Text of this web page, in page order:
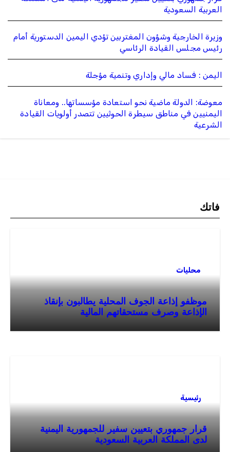
العربية السعودية
وزيرة الخارجية وشؤون المغتربين تؤدي اليمين الدستورية أمام
رئيس مجلس القيادة الرئاسي
اليمن : فساد مالي وإداري وتنمية مؤجلة
معوضة: الدولة ماضية نحو استعادة مؤسساتها.. ومعاناة
اليمنيين في مناطق سيطرة الحوثيين تتصدر أولويات القيادة
الشرعية
فاتك
محليات
موظفو إذاعة الجوف المحلية يطالبون بإنقاذ
الإذاعة وصرف مستحقاتهم المالية
رئيسية
قرار جمهوري بتعيين سفير للجمهورية اليمنية
لدى المملكة العربية السعودية